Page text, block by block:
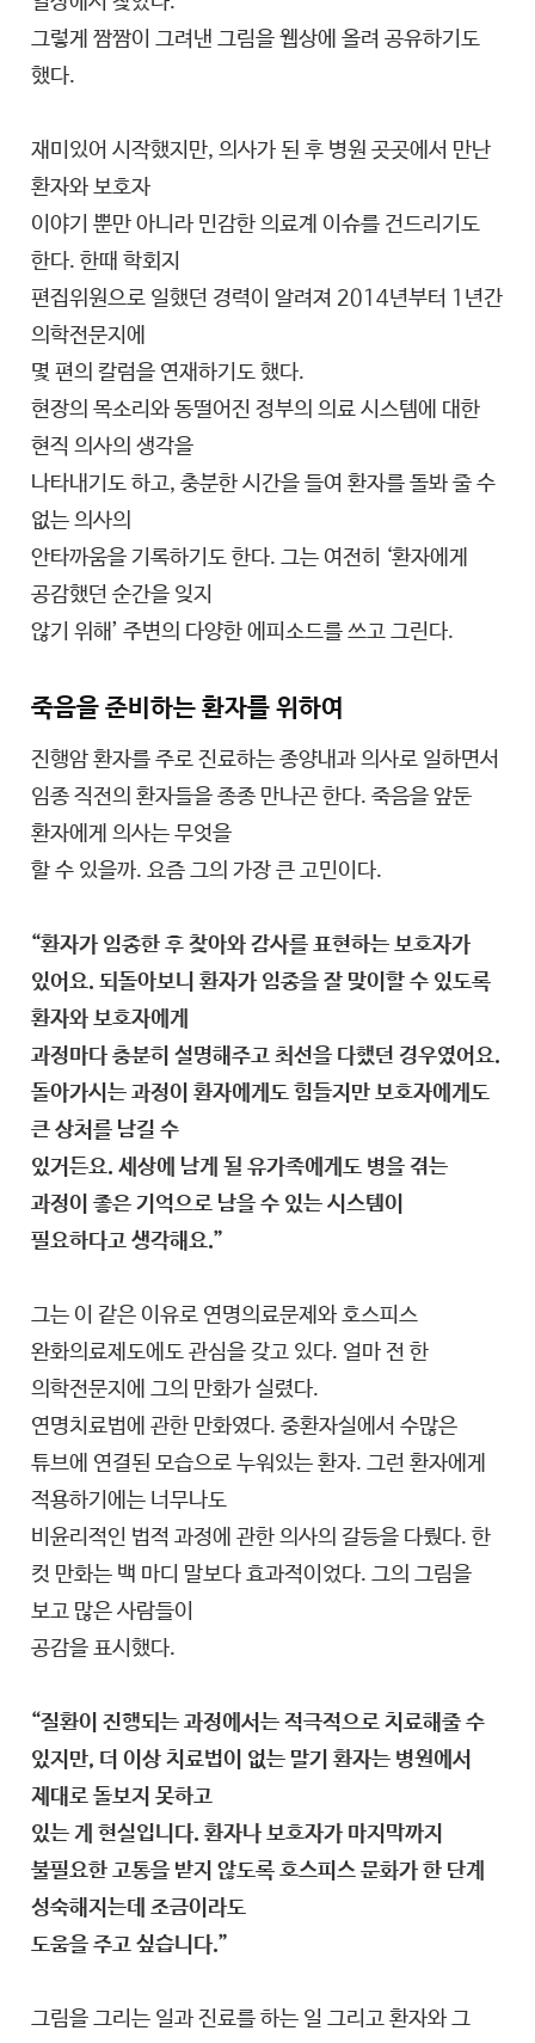
그렇게 짬짬이 그려낸 그림을 웹상에 올려 공유하기도
했다.
재미있어 시작했지만, 의사가 된 후 병원 곳곳에서 만난
환자와 보호자
이야기 뿐만 아니라 민감한 의료계 이슈를 건드리기도
한다. 한때 학회지
편집위원으로 일했던 경력이 알려져 2014년부터 1년간
의학전문지에
몇 편의 칼럼을 연재하기도 했다.
현장의 목소리와 동떨어진 정부의 의료 시스템에 대한
현직 의사의 생각을
나타내기도 하고, 충분한 시간을 들여 환자를 돌봐 줄 수
없는 의사의
안타까움을 기록하기도 한다. 그는 여전히 ‘환자에게
공감했던 순간을 잊지
않기 위해’ 주변의 다양한 에피소드를 쓰고 그린다.
죽음을 준비하는 환자를 위하여
진행암 환자를 주로 진료하는 종양내과 의사로 일하면서
임종 직전의 환자들을 종종 만나곤 한다. 죽음을 앞둔
환자에게 의사는 무엇을
할 수 있을까. 요즘 그의 가장 큰 고민이다.
“환자가 임종한 후 찾아와 감사를 표현하는 보호자가
있어요. 되돌아보니 환자가 임종을 잘 맞이할 수 있도록
환자와 보호자에게
과정마다 충분히 설명해주고 최선을 다했던 경우였어요.
돌아가시는 과정이 환자에게도 힘들지만 보호자에게도
큰 상처를 남길 수
있거든요. 세상에 남게 될 유가족에게도 병을 겪는
과정이 좋은 기억으로 남을 수 있는 시스템이
필요하다고 생각해요.”
그는 이 같은 이유로 연명의료문제와 호스피스
완화의료제도에도 관심을 갖고 있다. 얼마 전 한
의학전문지에 그의 만화가 실렸다.
연명치료법에 관한 만화였다. 중환자실에서 수많은
튜브에 연결된 모습으로 누워있는 환자. 그런 환자에게
적용하기에는 너무나도
비윤리적인 법적 과정에 관한 의사의 갈등을 다뤘다. 한
컷 만화는 백 마디 말보다 효과적이었다. 그의 그림을
보고 많은 사람들이
공감을 표시했다.
“질환이 진행되는 과정에서는 적극적으로 치료해줄 수
있지만, 더 이상 치료법이 없는 말기 환자는 병원에서
제대로 돌보지 못하고
있는 게 현실입니다. 환자나 보호자가 마지막까지
불필요한 고통을 받지 않도록 호스피스 문화가 한 단계
성숙해지는데 조금이라도
도움을 주고 싶습니다.”
그림을 그리는 일과 진료를 하는 일 그리고 환자와 그